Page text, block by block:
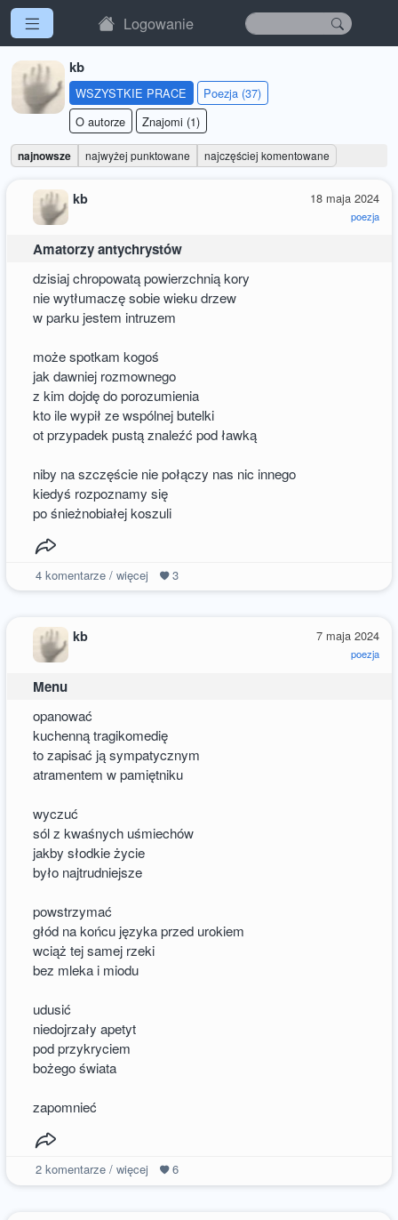
Logowanie
kb
WSZYSTKIE PRACE
Poezja (37)
O autorze
Znajomi (1)
najnowsze najwyżej punktowane najczęściej komentowane
18 maja 2024
poezja
kb
Amatorzy antychrystów
dzisiaj chropowatą powierzchnią kory
nie wytłumaczę sobie wieku drzew
w parku jestem intruzem
może spotkam kogoś
jak dawniej rozmownego
z kim dojdę do porozumienia
kto ile wypił ze wspólnej butelki
ot przypadek pustą znaleźć pod ławką
niby na szczęście nie połączy nas nic innego
kiedyś rozpoznamy się
po śnieżnobiałej koszuli
4komentarze / więcej 3
7 maja 2024
poezja
kb
Menu
opanować
kuchenną tragikomedię
to zapisać ją sympatycznym
atramentem w pamiętniku
wyczuć
sól z kwaśnych uśmiechów
jakby słodkie życie
było najtrudniejsze
powstrzymać
głód na końcu języka przed urokiem
wciąż tej samej rzeki
bez mleka i miodu
udusić
niedojrzały apetyt
pod przykryciem
bożego świata
zapomnieć
2komentarze / więcej 6